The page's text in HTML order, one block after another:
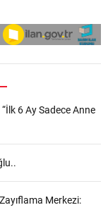
6 Ay Sadece Anne
Merkezi: